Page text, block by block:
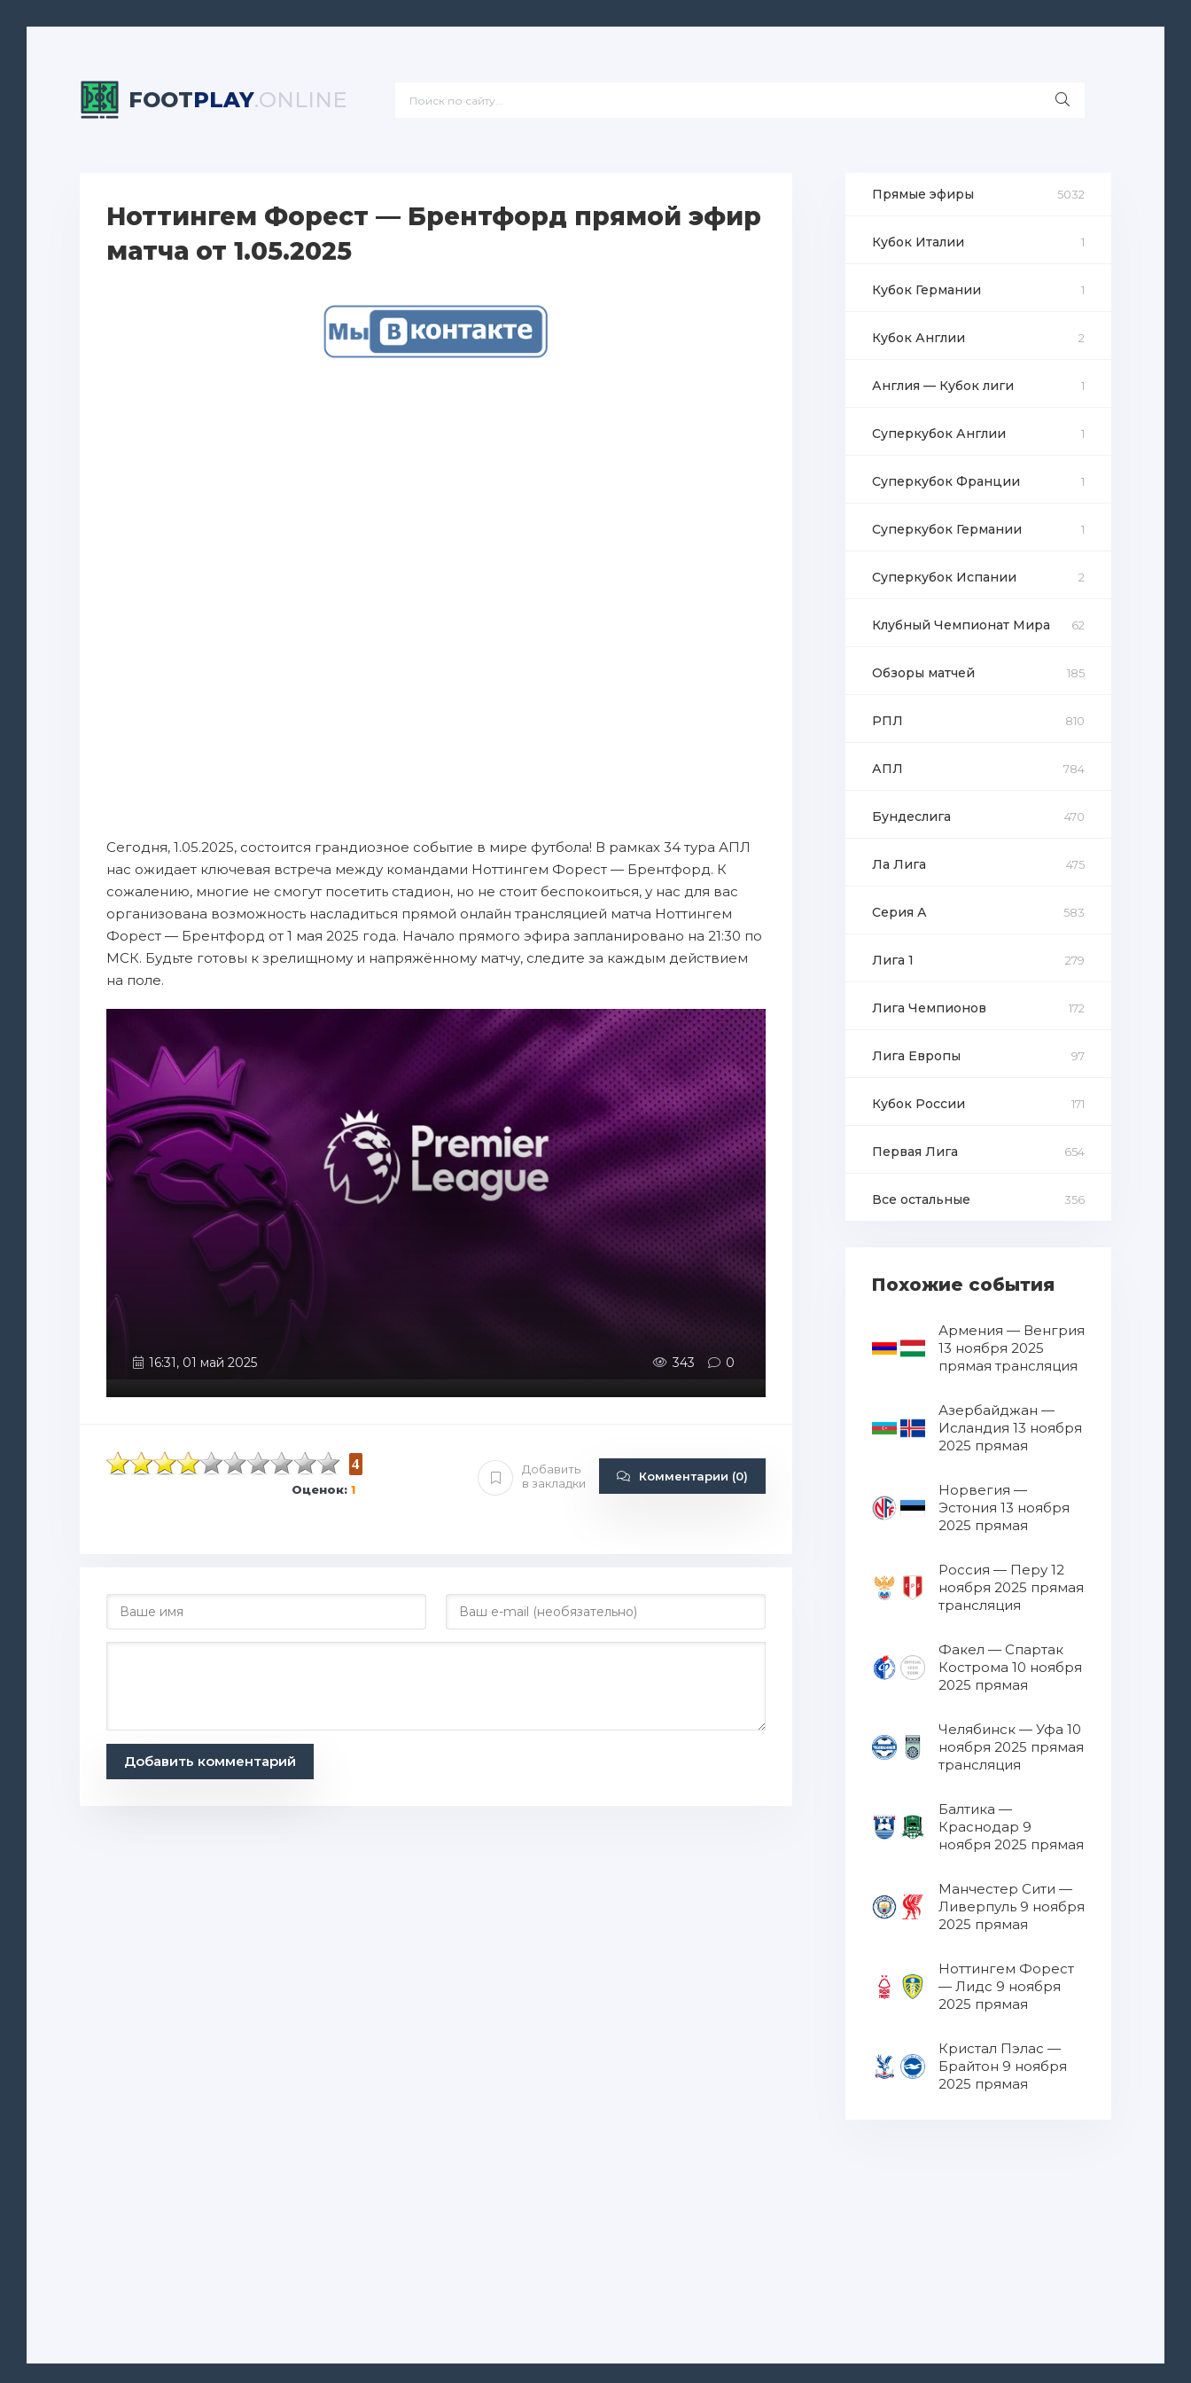
FOOTPLAY.ONLINE
Ноттингем Форест — Брентфорд прямой эфир
матча от 1.05.2025
Сегодня, 1.05.2025, состоится грандиозное событие в мире футбола! В рамках 34 тура АПЛ
нас ожидает ключевая встреча между командами Ноттингем Форест — Брентфорд. К
сожалению, многие не смогут посетить стадион, но не стоит беспокоиться, у нас для вас
организована возможность насладиться прямой онлайн трансляцией матча Ноттингем
Форест — Брентфорд от 1 мая 2025 года. Начало прямого эфира запланировано на 21:30 по
МСК. Будьте готовы к зрелищному и напряжённому матчу, следите за каждым действием
на поле.
16:31, 01 май 2025 343 0
4
Оценок: 1
Добавить
в закладки
Комментарии (0)
Добавить комментарий
Прямые эфиры 5032
Кубок Италии 1
Кубок Германии 1
Кубок Англии 2
Англия — Кубок лиги 1
Суперкубок Англии 1
Суперкубок Франции 1
Суперкубок Германии 1
Суперкубок Испании 2
Клубный Чемпионат Мира 62
Обзоры матчей 185
РПЛ 810
АПЛ 784
Бундеслига 470
Ла Лига 475
Серия А 583
Лига 1 279
Лига Чемпионов 172
Лига Европы 97
Кубок России 171
Первая Лига 654
Все остальные 356
Похожие события
Армения — Венгрия
13 ноября 2025
прямая трансляция
Азербайджан —
Исландия 13 ноября
2025 прямая
Норвегия —
Эстония 13 ноября
2025 прямая
Россия — Перу 12
ноября 2025 прямая
трансляция
Факел — Спартак
Кострома 10 ноября
2025 прямая
Челябинск — Уфа 10
ноября 2025 прямая
трансляция
Балтика —
Краснодар 9
ноября 2025 прямая
Манчестер Сити —
Ливерпуль 9 ноября
2025 прямая
Ноттингем Форест
— Лидс 9 ноября
2025 прямая
Кристал Пэлас —
Брайтон 9 ноября
2025 прямая